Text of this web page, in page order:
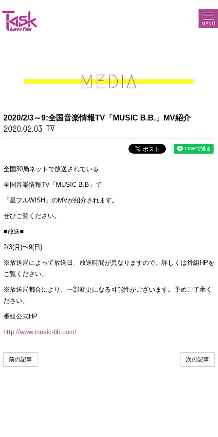
MENU
MEDIA
2020/2/3～9:全国音楽情報TV「MUSIC B.B.」MV紹介
2020.02.03 TV
全国30局ネットで放送されている
全国音楽情報TV「MUSIC B.B」で
「星フルWISH」のMVが紹介されます。
ぜひご覧ください。
■放送■
2/3(月)〜9(日)
※放送局によって放送日、放送時間が異なりますので、詳しくは番組HPを
ご覧ください。
※放送局都合により、一部変更になる可能性がございます。予めご了承く
ださい。
番組公式HP
http://www.music-bb.com/
次の記事
前の記事